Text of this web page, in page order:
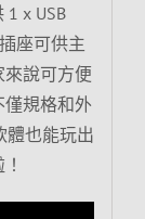
1 x USB
座可供主
來說可方便
規格和外
體也能玩出